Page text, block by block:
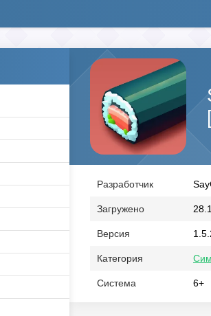
Разработчик
Загружено
Версия
Категория
Система 6+